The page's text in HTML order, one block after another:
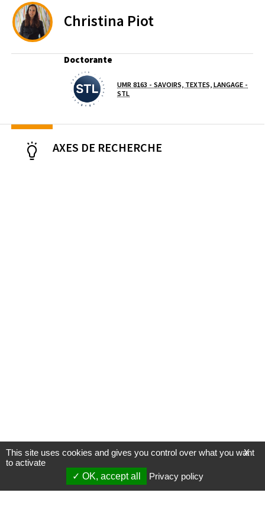
Christina Piot
Doctorante
Laboratoire / équipe
UMR 8163 - SAVOIRS, TEXTES, LANGAGE -
STL(OUVERTURE DANS UNE NOUVELLE
AXES DE RECHERCHE
X
This site uses cookies and gives you control over what you want
to activate
OK, accept all
Privacy policy